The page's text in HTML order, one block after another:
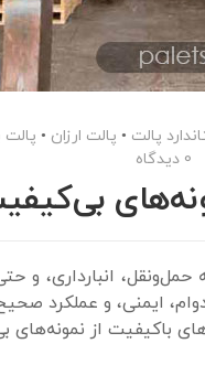
پالت • پالت ارزان • پالت
0 دیدگاه
انبارداری، و
ایمنی، و عملکرد صحیح
باکیفیت از نمونه‌های